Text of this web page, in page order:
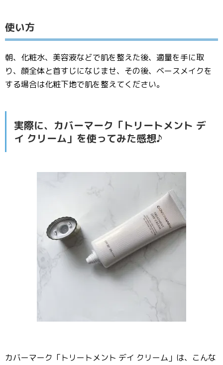
使い方
朝、化粧水、美容液などで肌を整えた後、適量を手に取
り、顔全体と首すじになじませ、その後、ベースメイクを
する場合は化粧下地で肌を整えてください。
実際に、カバーマーク「トリートメント デ
イ クリーム」を使ってみた感想♪
カバーマーク「トリートメント デイ クリーム」は、こんな